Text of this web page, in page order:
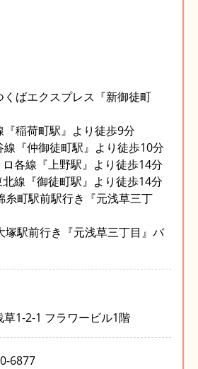
ばエクスプレス『新御徒町
稲荷町駅』より徒歩9分
『仲御徒町駅』より徒歩10分
ロ各線『上野駅』より徒歩14分
北線『御徒町駅』より徒歩14分
糸町駅前駅行き『元浅草三丁
塚駅前行き『元浅草三丁目』バ
1-2-1 フラワービル1階
6877